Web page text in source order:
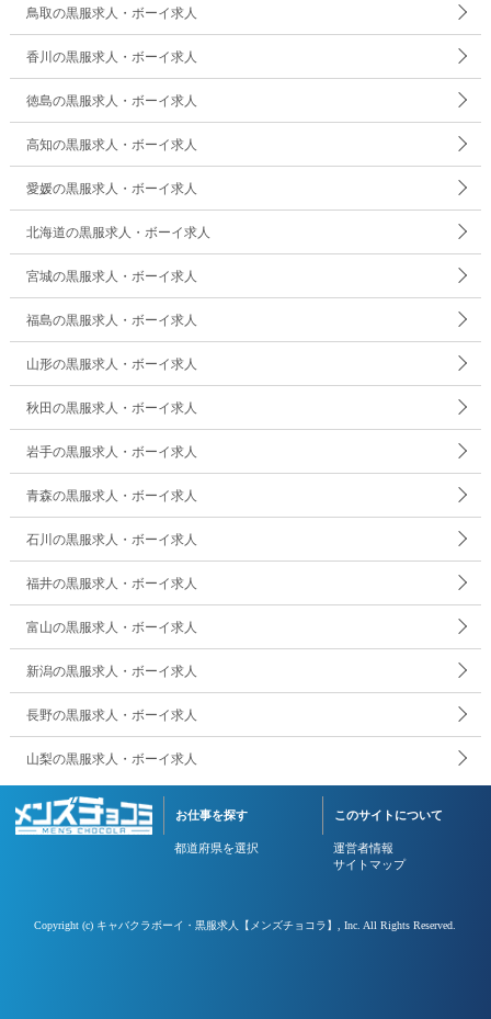
鳥取の黒服求人・ボーイ求人
香川の黒服求人・ボーイ求人
徳島の黒服求人・ボーイ求人
高知の黒服求人・ボーイ求人
愛媛の黒服求人・ボーイ求人
北海道の黒服求人・ボーイ求人
宮城の黒服求人・ボーイ求人
福島の黒服求人・ボーイ求人
山形の黒服求人・ボーイ求人
秋田の黒服求人・ボーイ求人
岩手の黒服求人・ボーイ求人
青森の黒服求人・ボーイ求人
石川の黒服求人・ボーイ求人
福井の黒服求人・ボーイ求人
富山の黒服求人・ボーイ求人
新潟の黒服求人・ボーイ求人
長野の黒服求人・ボーイ求人
山梨の黒服求人・ボーイ求人
お仕事を探す
都道府県を選択
このサイトについて
運営者情報
サイトマップ
Copyright (c) キャバクラボーイ・黒服求人【メンズチョコラ】 , Inc. All Rights Reserved.